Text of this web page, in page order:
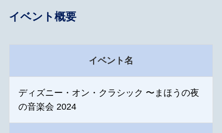
イベント概要
イベント名
ディズニー・オン・クラシック 〜まほうの夜
の音楽会 2024